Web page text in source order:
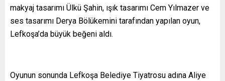
makyaj tasarımı Ülkü Şahin, ışık tasarımı Cem Yılmazer ve
ses tasarımı Derya Bölükemini tarafından yapılan oyun,
Lefkoşa’da büyük beğeni aldı.
Oyunun sonunda Lefkoşa Belediye Tiyatrosu adına Aliye